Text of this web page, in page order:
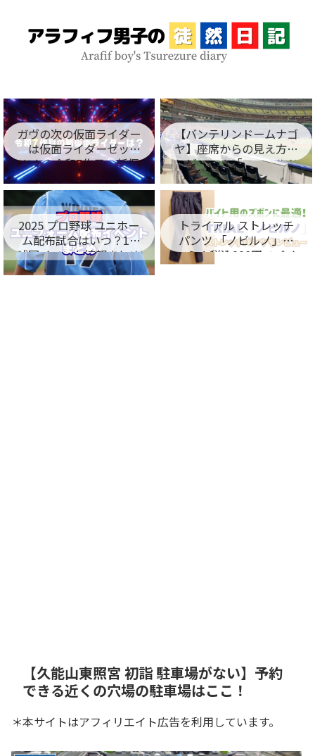
ガヴの次の仮面ライダー
は仮面ライダーゼッ
ツ！？令和7作目の新仮
面ライダー名が判明！
【バンテリンドームナゴ
ヤ】座席からの見え方を
レビュー！「フィールド
シート編」
2025 プロ野球 ユニホー
ム配布試合はいつ？12
球団イベント情報まとめ
トライアル ストレッチ
パンツ 「ノビルノ」口
コミ！税込998円でバイ
ト用のズボンに最適！
【久能山東照宮 初詣 駐車場がない】予約
できる近くの穴場の駐車場はここ！
＊本サイトはアフィリエイト広告を利用しています。